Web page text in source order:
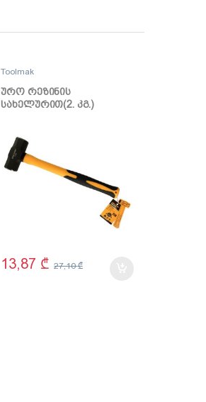
Toolmak
ურო რეზინის
სახელურით(2. კგ.)
13,87 ₾ 27,10₾